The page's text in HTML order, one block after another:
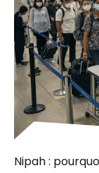
Nipah :